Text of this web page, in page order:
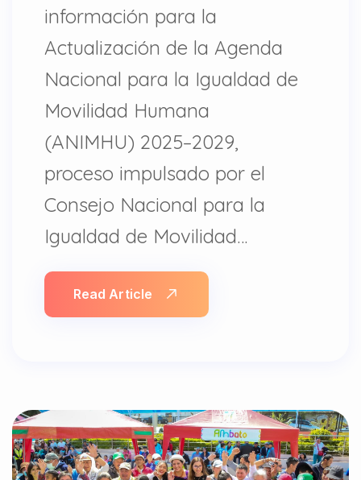
información para la
Actualización de la Agenda
Nacional para la Igualdad de
Movilidad Humana
(ANIMHU) 2025–2029,
proceso impulsado por el
Consejo Nacional para la
Igualdad de Movilidad…
Read Article